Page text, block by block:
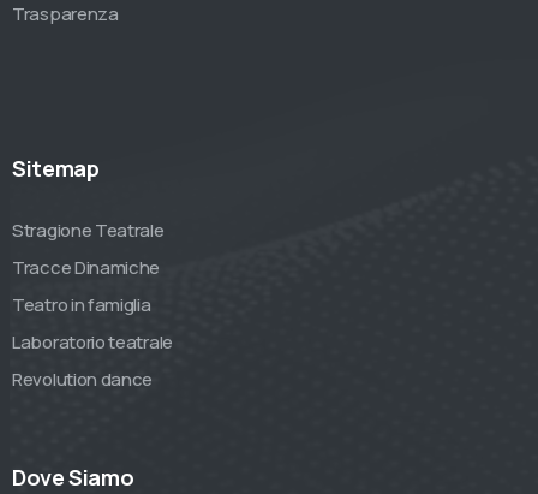
Trasparenza
Sitemap
Stragione Teatrale
Tracce Dinamiche
Teatro in famiglia
Laboratorio teatrale
Revolution dance
Dove Siamo